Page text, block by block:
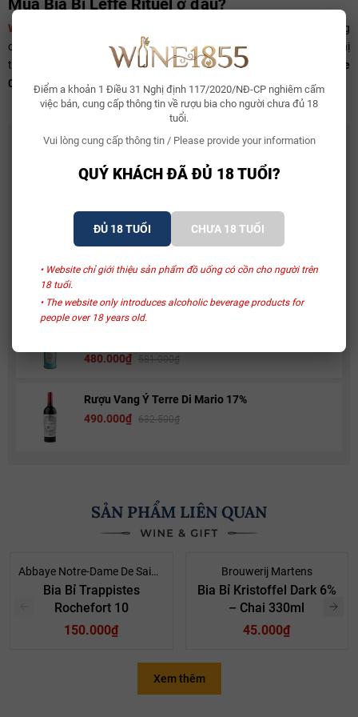
Điểm a khoản 1 Điều 31 Nghị định 117/2020/NĐ-CP nghiêm cấm
việc bán, cung cấp thông tin về rượu bia cho người chưa đủ 18
tuổi.
Vui lòng cung cấp thông tin / Please provide your information
QUÝ KHÁCH ĐÃ ĐỦ 18 TUỔI?
ĐỦ 18 TUỔI CHƯA 18 TUỔI
• Website chỉ giới thiệu sản phẩm đồ uống có cồn cho người trên
18 tuổi.
• The website only introduces alcoholic beverage products for
people over 18 years old.
Mua Bia Bỉ Leffe Rituel ở đâu?
WINE1855.vn
tự hào là đơn vị nhập khẩu và phân phối chính hãng
các loại
chất lượng cao với giá cả cạnh tranh nhất trên thị
trường. Quý khách hàng có thể liên hệ với chúng tôi qua
hotline
096.911.1855
để được tư vấn và đặt hàng.
CÓ THỂ BẠN THÍCH
Whisky Glenallachie 13 Year Of The Horse 2026
150.000₫
Rượu Vang Sủi Gemma Di Luna Moscato Vino
480.000₫ 581.000₫
Rượu Vang Ý Terre Di Mario 17%
490.000₫ 632.500₫
SẢN PHẨM LIÊN QUAN
Abbaye Notre-Dame De Saint-Rémy
Bia Bỉ Trappistes
Rochefort 10
150.000₫
Brouwerij Martens
Bia Bỉ Kristoffel Dark 6%
– Chai 330ml
45.000₫
Xem thêm